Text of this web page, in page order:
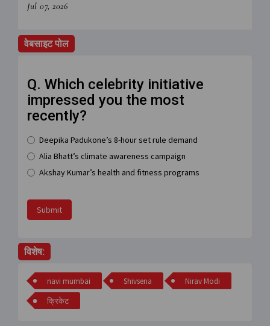
Jul 07, 2026
वेबसाइट पोल
Q. Which celebrity initiative
impressed you the most
recently?
Deepika Padukone’s 8-hour set rule demand
Alia Bhatt’s climate awareness campaign
Akshay Kumar’s health and fitness programs
Submit
विशेष:
navi mumbai Shivsena
Nirav Modi
क्रिकेट